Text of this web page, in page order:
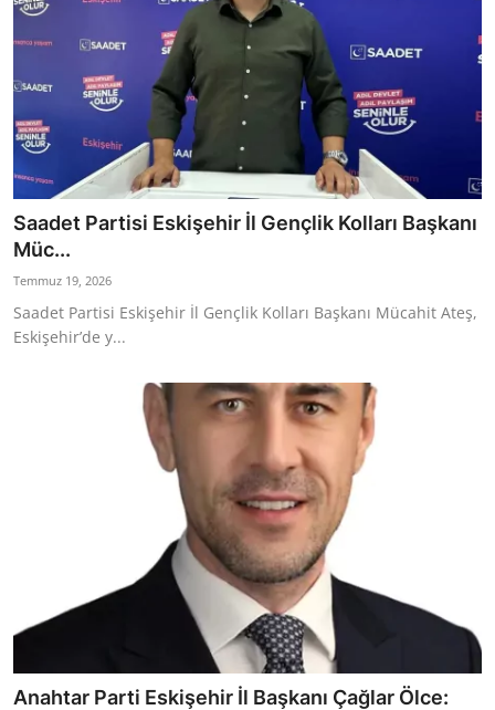
Saadet Partisi Eskişehir İl Gençlik Kolları Başkanı
Müc...
Temmuz 19, 2026
Saadet Partisi Eskişehir İl Gençlik Kolları Başkanı Mücahit Ateş,
Eskişehir’de y...
Anahtar Parti Eskişehir İl Başkanı Çağlar Ölce: